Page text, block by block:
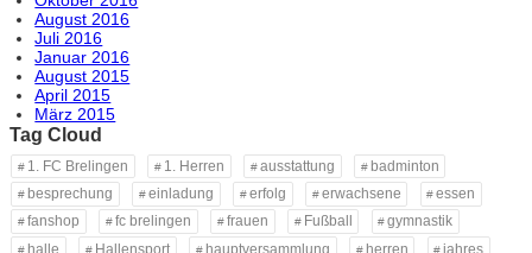
August 2016
Juli 2016
Januar 2016
August 2015
April 2015
März 2015
Tag Cloud
1. FC Brelingen 1. Herren ausstattung
badminton
besprechung
einladung erfolg erwachsene
essen
fanshop
fc brelingen frauen Fußball
gymnastik
halle
Hallensport hauptversammlung herren
jahres